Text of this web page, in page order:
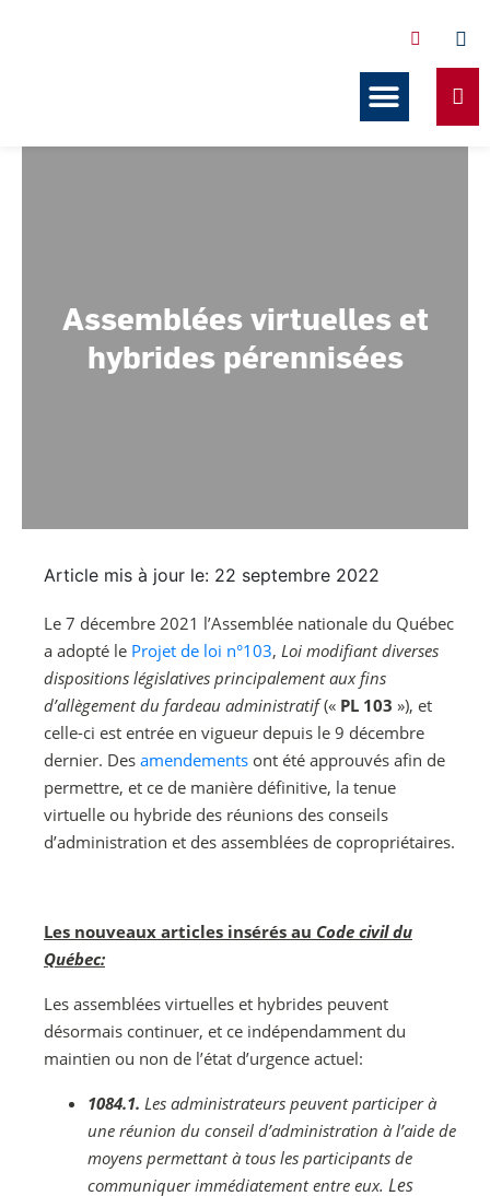
Assemblées virtuelles et
hybrides pérennisées
Article mis à jour le: 22 septembre 2022
Le 7 décembre 2021 l’Assemblée nationale du Québec
a adopté le Projet de loi n°103, Loi modifiant diverses
dispositions législatives principalement aux fins
d’allègement du fardeau administratif(« PL 103 »), et
celle-ci est entrée en vigueur depuis le 9 décembre
dernier. Des amendements ont été approuvés afin de
permettre, et ce de manière définitive, la tenue
virtuelle ou hybride des réunions des conseils
d’administration et des assemblées de copropriétaires.
Les nouveaux articles insérés au Code civil du
Québec:
Les assemblées virtuelles et hybrides peuvent
désormais continuer, et ce indépendamment du
maintien ou non de l’état d’urgence actuel:
1084.1. Les administrateurs peuvent participer à
une réunion du conseil d’administration à l’aide de
moyens permettant à tous les participants de
communiquer immédiatement entre eux. Les